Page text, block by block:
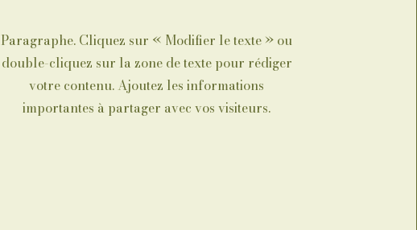
Paragraphe. Cliquez sur « Modifier le texte » ou
double-cliquez sur la zone de texte pour rédiger
votre contenu. Ajoutez les informations
importantes à partager avec vos visiteurs.